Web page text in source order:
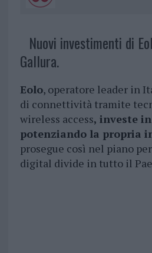
Nuovi investimenti di
Gallura.
Eolo, operatore leader in
di connettività tramite
wireless access, investe
potenziando la propria
prosegue così nel piano
digital divide in tutto il